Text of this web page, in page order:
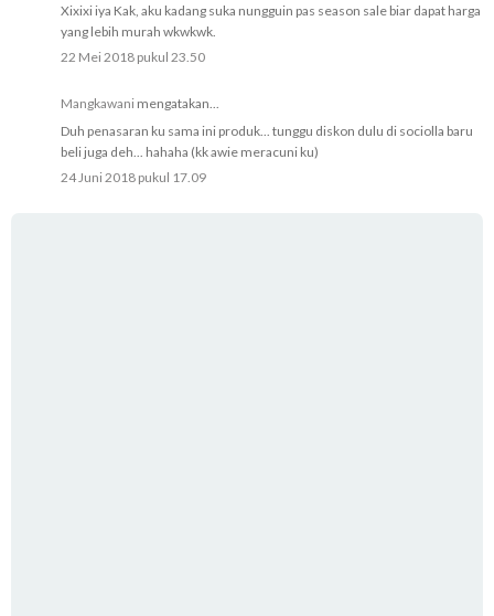
Xixixi iya Kak, aku kadang suka nungguin pas season sale biar dapat harga
yang lebih murah wkwkwk.
22 Mei 2018 pukul 23.50
Mangkawani mengatakan...
Duh penasaran ku sama ini produk... tunggu diskon dulu di sociolla baru
beli juga deh... hahaha (kk awie meracuni ku)
24 Juni 2018 pukul 17.09